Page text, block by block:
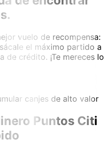
vuelo de recompensa:
el máximo partido a
de crédito. ¡Te mereces lo
canjes de alto valor
Puntos Citi